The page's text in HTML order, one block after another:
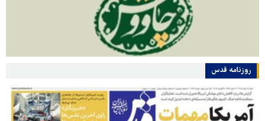
روزنامه قدس